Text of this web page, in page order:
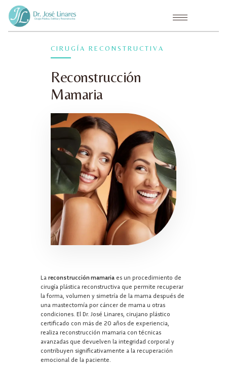
CIRUGÍA RECONSTRUCTIVA
Reconstrucción
Mamaria
La reconstrucción mamaria es un procedimiento de
cirugía plástica reconstructiva que permite recuperar
la forma, volumen y simetría de la mama después de
una mastectomía por cáncer de mama u otras
condiciones. El Dr. José Linares, cirujano plástico
certificado con más de 20 años de experiencia,
realiza reconstrucción mamaria con técnicas
avanzadas que devuelven la integridad corporal y
contribuyen significativamente a la recuperación
emocional de la paciente.